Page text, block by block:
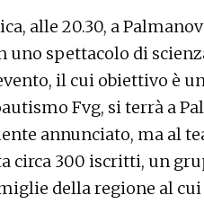
alle 20.30, a
uno spettacolo di
il cui obiettivo è
Fvg, si terrà a
annunciato, ma al
circa 300 iscritti, un
della regione al